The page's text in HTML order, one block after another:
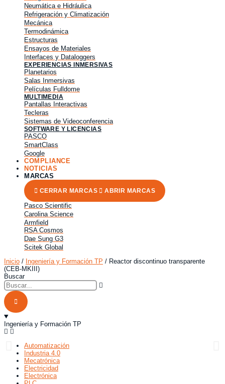
Neumática e Hidráulica
Refrigeración y Climatización
Mecánica
Termodinámica
Estructuras
Ensayos de Materiales
Interfaces y Dataloggers
EXPERIENCIAS INMERSIVAS
Planetarios
Salas Inmersivas
Películas Fulldome
MULTIMEDIA
Pantallas Interactivas
Tecleras
Sistemas de Videoconferencia
SOFTWARE Y LICENCIAS
PASCO
SmartClass
Google
COMPLIANCE
NOTICIAS
MARCAS
CERRAR MARCAS ABRIR MARCAS
Pasco Scientific
Carolina Science
Armfield
RSA Cosmos
Dae Sung G3
Scitek Global
Inicio / Ingeniería y Formación TP / Reactor discontinuo transparente
(CEB-MKIII)
Buscar
Ingeniería y Formación TP
Automatización
Industria 4.0
Mecatrónica
Electricidad
Electrónica